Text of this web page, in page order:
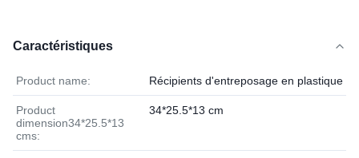
Caractéristiques
Product name: Récipients d'entreposage en plastique
Product
dimension34*25.5*13
cms:
34*25.5*13 cm